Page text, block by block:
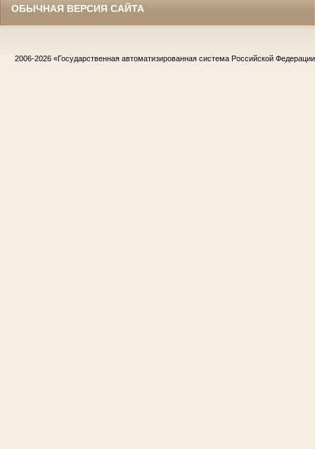
ОБЫЧНАЯ ВЕРСИЯ САЙТА
2006-2026 «Государственная автоматизированная система Российской